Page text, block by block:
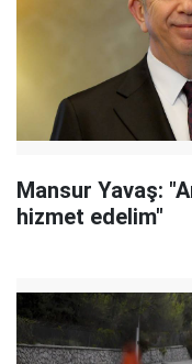
Mansur Yavaş:
hizmet edelim"